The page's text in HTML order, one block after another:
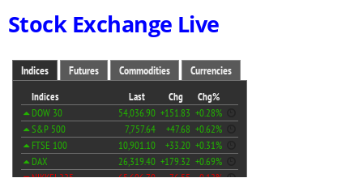
Stock Exchange Live